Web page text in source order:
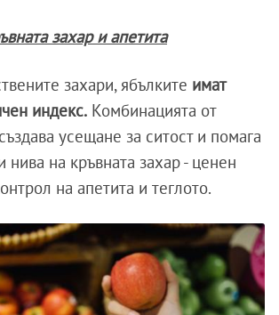
захар и апетита
захари, ябълките имат
индекс. Комбинацията от
усещане за ситост и помага
нива на кръвната захар - ценен
на апетита и теглото.